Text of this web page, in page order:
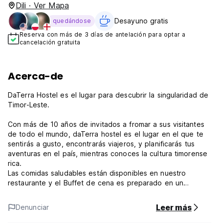
Dili · Ver Mapa
quedándose Desayuno gratis
Reserva con más de 3 días de antelación para optar a
cancelación gratuita
Acerca-de
DaTerra Hostel es el lugar para descubrir la singularidad de
Timor-Leste.
Con más de 10 años de invitados a fromar a sus visitantes
de todo el mundo, daTerra hostel es el lugar en el que te
sentirás a gusto, encontrarás viajeros, y planificarás tus
aventuras en el país, mientras conoces la cultura timorense
rica.
Las comidas saludables están disponibles en nuestro
restaurante y el Buffet de cena es preparado en un
Situado a 10 minutos en coche del aeropuerto, y a 5
Denunciar Leer más